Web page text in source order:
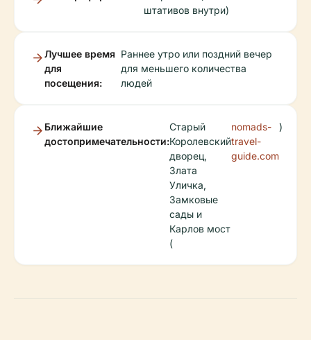
штативов внутри)
Лучшее время
для
посещения:
Раннее утро или поздний вечер
для меньшего количества
людей
Ближайшие
достопримечательности:
Старый
Королевский
дворец,
Злата
Уличка,
Замковые
сады и
Карлов мост
(
nomads-
travel-
guide.com
)